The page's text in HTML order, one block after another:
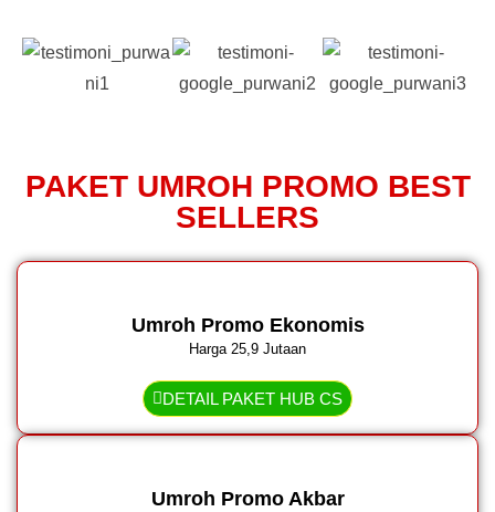
PAKET UMROH PROMO BEST
SELLERS
Umroh Promo Ekonomis
Harga 25,9 Jutaan
DETAIL PAKET HUB CS
Umroh Promo Akbar